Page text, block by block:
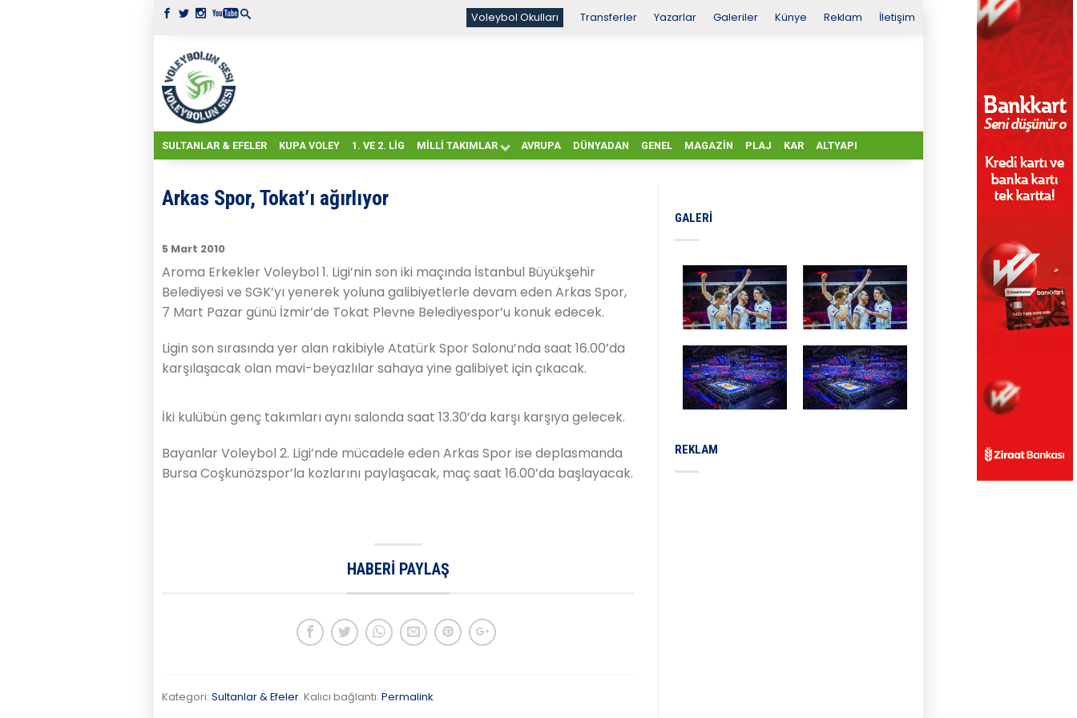
Voleybol Okulları Transferler Yazarlar Galeriler Künye Reklam İletişim
SULTANLAR & EFELER KUPA VOLEY 1. VE 2. LIG MILLI TAKIMLAR AVRUPA DÜNYADAN GENEL MAGAZIN PLAJ KAR ALTYAPI
Arkas Spor, Tokat’ı ağırlıyor
5 Mart 2010
Aroma Erkekler Voleybol 1. Ligi’nin son iki maçında İstanbul Büyükşehir
Belediyesi ve SGK’yı yenerek yoluna galibiyetlerle devam eden Arkas Spor,
7 Mart Pazar günü İzmir’de Tokat Plevne Belediyespor’u konuk edecek.
Ligin son sırasında yer alan rakibiyle Atatürk Spor Salonu’nda saat 16.00’da
karşılaşacak olan mavi-beyazlılar sahaya yine galibiyet için çıkacak.
İki kulübün genç takımları aynı salonda saat 13.30’da karşı karşıya gelecek.
Bayanlar Voleybol 2. Ligi’nde mücadele eden Arkas Spor ise deplasmanda
Bursa Coşkunözspor’la kozlarını paylaşacak, maç saat 16.00’da başlayacak.
HABERI PAYLAŞ
Kategori: Sultanlar & Efeler. Kalıcı bağlantı: Permalink.
GALERI
REKLAM